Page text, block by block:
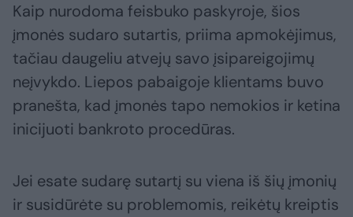
Kaip nurodoma feisbuko paskyroje, šios
įmonės sudaro sutartis, priima apmokėjimus,
tačiau daugeliu atvejų savo įsipareigojimų
neįvykdo. Liepos pabaigoje klientams buvo
pranešta, kad įmonės tapo nemokios ir ketina
inicijuoti bankroto procedūras.
Jei esate sudarę sutartį su viena iš šių įmonių
ir susidūrėte su problemomis, reikėtų kreiptis